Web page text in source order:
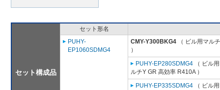
セット構成品
セット形名
PUHY-
EP1060SDMG4
CMY-Y300BKG4 （ ビル用マル
）
PUHY-EP280SDMG4 （ ビル
ルチY GR 高効率 R410A ）
PUHY-EP335SDMG4 （ ビル